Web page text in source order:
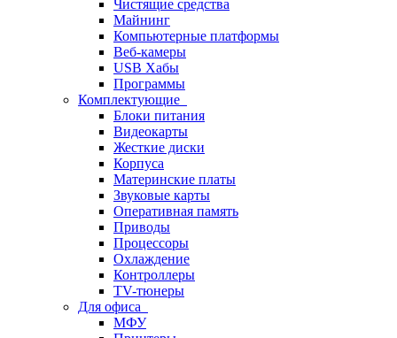
Чистящие средства
Майнинг
Компьютерные платформы
Веб-камеры
USB Хабы
Программы
Комплектующие
Блоки питания
Видеокарты
Жесткие диски
Корпуса
Материнские платы
Звуковые карты
Оперативная память
Приводы
Процессоры
Охлаждение
Контроллеры
TV-тюнеры
Для офиса
МФУ